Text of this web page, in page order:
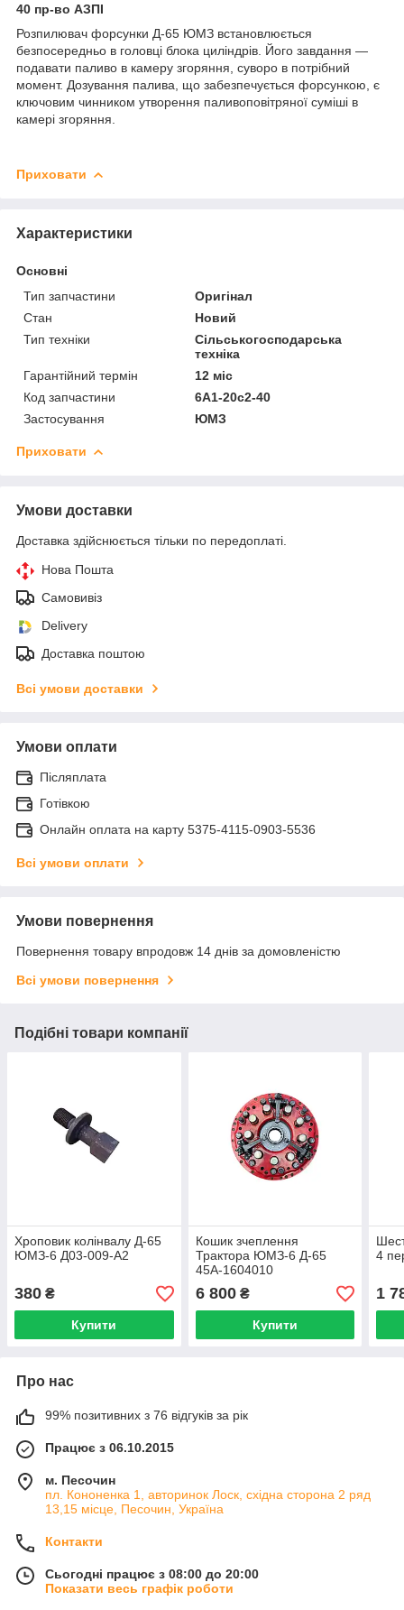
40 пр-во АЗПІ
Розпилювач форсунки Д-65 ЮМЗ встановлюється
безпосередньо в головці блока циліндрів. Його завдання —
подавати паливо в камеру згоряння, суворо в потрібний
момент. Дозування палива, що забезпечується форсункою, є
ключовим чинником утворення паливоповітряної суміші в
камері згоряння.
Приховати
Характеристики
Основні
Тип запчастини
Оригінал
Стан
Новий
Тип техніки
Сільськогосподарська
техніка
Гарантійний термін
12 міс
Код запчастини
6А1-20с2-40
Застосування
ЮМЗ
Приховати
Умови доставки
Доставка здійснюється тільки по передоплаті.
Нова Пошта
Самовивіз
Delivery
Доставка поштою
Всі умови доставки
Умови оплати
Післяплата
Готівкою
Онлайн оплата на карту 5375-4115-0903-5536
Всі умови оплати
Умови повернення
Повернення товару впродовж 14 днів за домовленістю
Всі умови повернення
Подібні товари компанії
Хроповик колінвалу Д-65
ЮМЗ-6 Д03-009-А2
380 ₴
Купити
Кошик зчеплення
Трактора ЮМЗ-6 Д-65
45А-1604010
6 800₴
Купити
4
1
Про нас
99% позитивних з 76 відгуків за рік
Працює з 06.10.2015
м. Песочин
пл. Кононенка 1, авторинок Лоск, східна сторона 2 ряд
13,15 місце, Песочин, Україна
Контакти
Сьогодні працює з 08:00 до 20:00
Показати весь графік роботи